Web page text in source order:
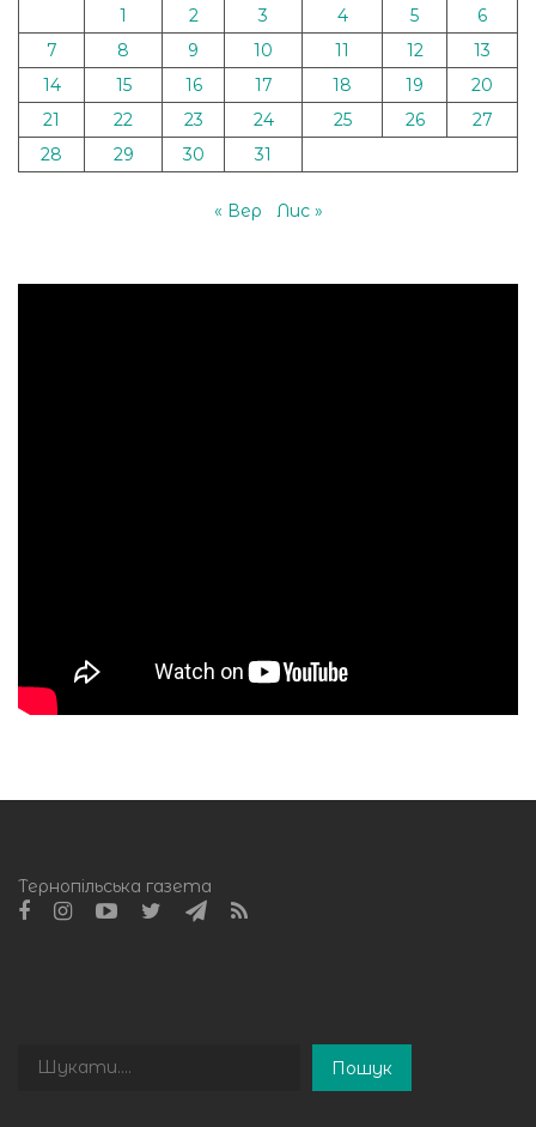
1
2 3 4 5
6
7
8 9 10 11 12
13
14
15 16 17 18 19
20
21
22 23 24 25 26
27
28
29 30 31
« Вер Лис »
Тернопільська газета
Пошук
Пошук